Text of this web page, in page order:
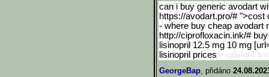
can i buy generic avodart
https://avodart.pro/#
- where buy cheap avodart
http://ciprofloxacin.ink/#
lisinopril 12.5 mg 10 mg
lisinopril prices
GeorgeBap, přidáno